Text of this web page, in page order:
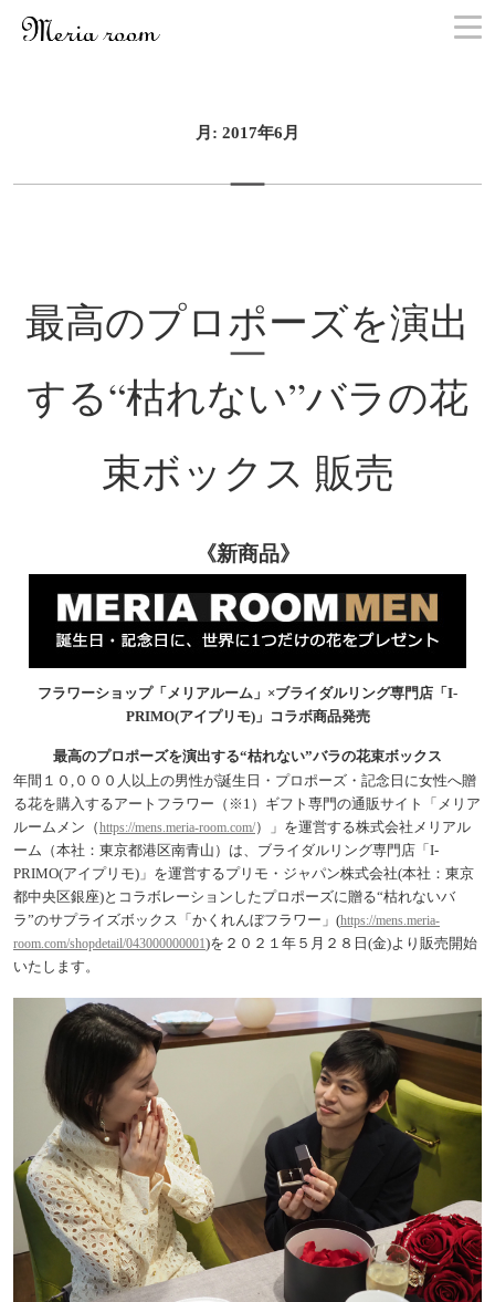
お問い合わせ
月: 2017年6月
最高のプロポーズを演出
する“枯れない”バラの花
束ボックス 販売
《新商品》
フラワーショップ「メリアルーム」×ブライダルリング専門店「I-
PRIMO(アイプリモ)」コラボ商品発売
最高のプロポーズを演出する“枯れない”バラの花束ボックス
年間１０,０００人以上の男性が誕生日・プロポーズ・記念日に女性へ贈
る花を購入するアートフラワー（※1）ギフト専門の通販サイト「メリア
ルームメン（https://mens.meria-room.com/）」を運営する株式会社メリアル
ーム（本社：東京都港区南青山）は、ブライダルリング専門店「I-
PRIMO(アイプリモ)」を運営するプリモ・ジャパン株式会社(本社：東京
都中央区銀座)とコラボレーションしたプロポーズに贈る“枯れないバ
ラ”のサプライズボックス「かくれんぼフラワー」(https://mens.meria-
room.com/shopdetail/043000000001 )を２０２１年５月２８日(金)より販売開始
いたします。